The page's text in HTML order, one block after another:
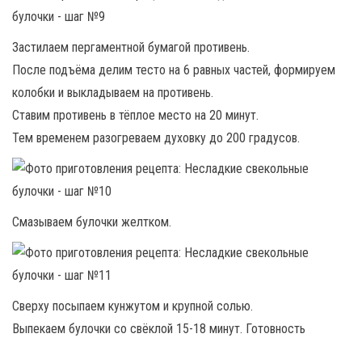
Застилаем пергаментной бумагой противень.
После подъёма делим тесто на 6 равных частей, формируем
колобки и выкладываем на противень.
Ставим противень в тёплое место на 20 минут.
Тем временем разогреваем духовку до 200 градусов.
Смазываем булочки желтком.
Сверху посыпаем кунжутом и крупной солью.
Выпекаем булочки со свёклой 15-18 минут. Готовность